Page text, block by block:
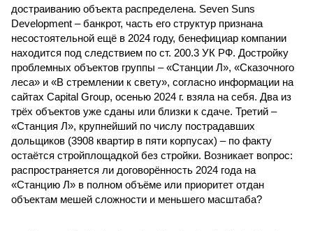
достраиванию объекта распределена. Seven Suns
Development – банкрот, часть его структур признана
несостоятельной ещё в 2024 году, бенефициар компании
находится под следствием по ст. 200.3 УК РФ. Достройку
проблемных объектов группы – «Станции Л», «Сказочного
леса» и «В стремлении к свету», согласно информации на
сайтах Capital Group, осенью 2024 г. взяла на себя. Два из
трёх объектов уже сданы или близки к сдаче. Третий –
«Станция Л», крупнейший по числу пострадавших
дольщиков (3908 квартир в пяти корпусах) – по факту
остаётся стройплощадкой без стройки. Возникает вопрос:
распространяется ли договорённость 2024 года на
«Станцию Л» в полном объёме или приоритет отдан
объектам мешей сложности и меньшего масштаба?